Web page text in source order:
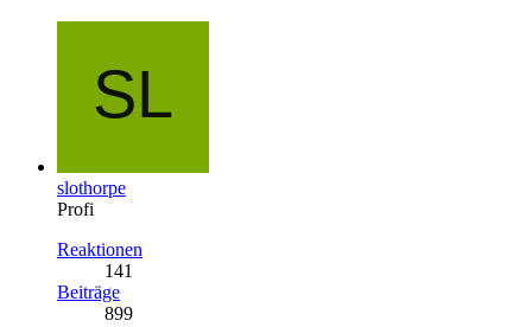
slothorpe
Profi
Reaktionen
141
Beiträge
899